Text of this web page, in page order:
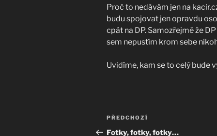
Proč to nedávám jen na
budu spojovat jen opravdu
cpát na DP. Samozřejmě že
sem nepustím krom sebe
Uvidíme, kam se to celý bude
Navigace
pro
Předchozí
příspěvek
PŘEDCHOZÍ
Fotky, fotky, fotky…